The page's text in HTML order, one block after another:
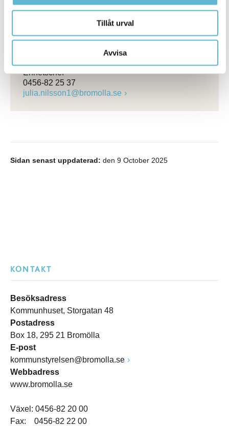
Tillåt urval
Avvisa
Melinda Rosander
Biståndshandläggare/vårdplanerare samt ansvarig
för de medborgare som vistas på korttidsboende.
0456-82 23 83
Enhetschef
0456-82 25 37
julia.nilsson1@bromolla.se
Sidan senast uppdaterad: den 9 October 2025
KONTAKT
Besöksadress
Kommunhuset, Storgatan 48
Postadress
Box 18, 295 21 Bromölla
E-post
kommunstyrelsen@bromolla.se
Webbadress
www.bromolla.se
Växel: 0456-82 20 00
Fax: 0456-82 22 00